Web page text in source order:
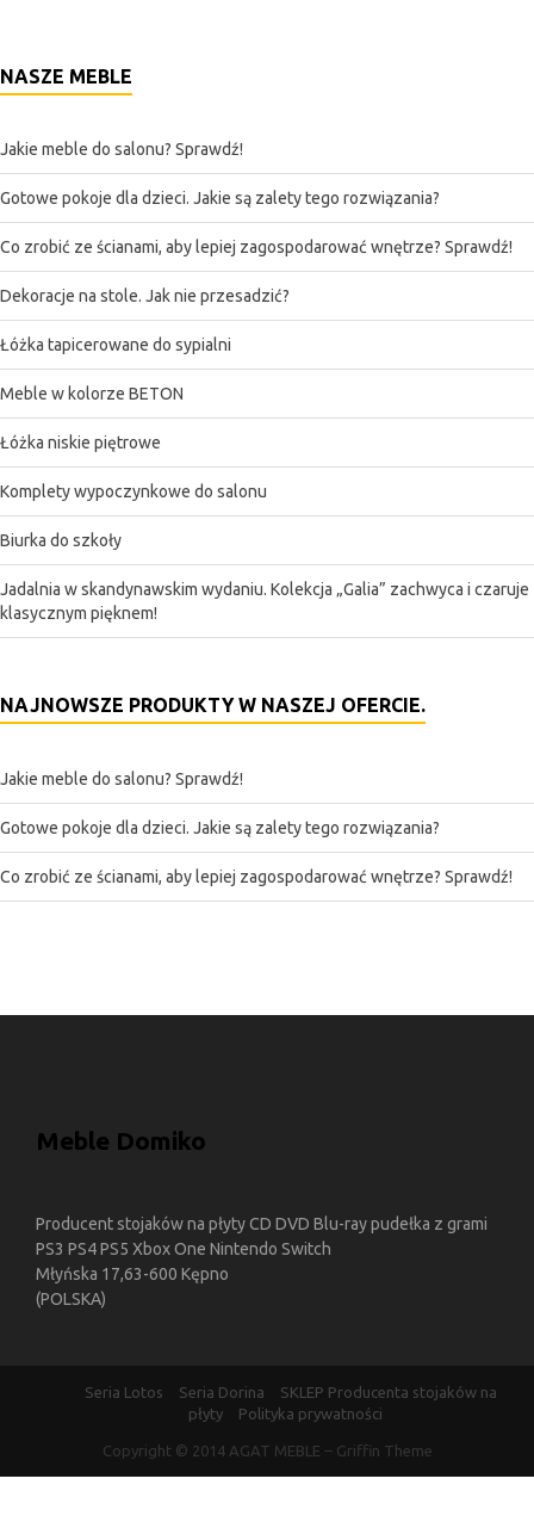
NASZE MEBLE
Jakie meble do salonu? Sprawdź!
Gotowe pokoje dla dzieci. Jakie są zalety tego rozwiązania?
Co zrobić ze ścianami, aby lepiej zagospodarować wnętrze? Sprawdź!
Dekoracje na stole. Jak nie przesadzić?
Łóżka tapicerowane do sypialni
Meble w kolorze BETON
Łóżka niskie piętrowe
Komplety wypoczynkowe do salonu
Biurka do szkoły
Jadalnia w skandynawskim wydaniu. Kolekcja „Galia” zachwyca i czaruje
klasycznym pięknem!
NAJNOWSZE PRODUKTY W NASZEJ OFERCIE.
Jakie meble do salonu? Sprawdź!
Gotowe pokoje dla dzieci. Jakie są zalety tego rozwiązania?
Co zrobić ze ścianami, aby lepiej zagospodarować wnętrze? Sprawdź!
Meble Domiko
Producent stojaków na płyty CD DVD Blu-ray pudełka z grami
PS3 PS4 PS5 Xbox One Nintendo Switch
Młyńska 17,63-600 Kępno
(POLSKA)
Seria Lotos Seria Dorina
SKLEP Producenta stojaków na
płyty
Polityka prywatności
Copyright © 2014 AGAT MEBLE – Griffin Theme